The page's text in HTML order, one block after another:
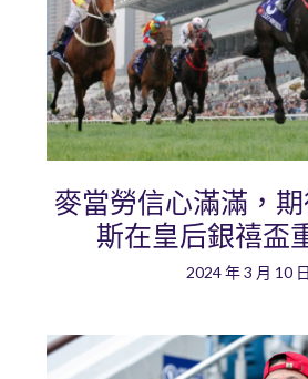
麥當勞信心滿滿，
斯在皇后銀禧盃
2024 年 3 月 10 日